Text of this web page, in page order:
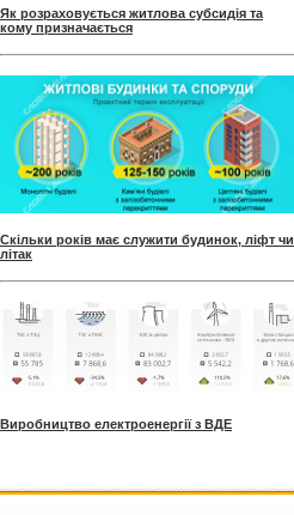
Як розраховується житлова субсидія та
кому призначається
Скільки років має служити будинок, ліфт чи
літак
Виробництво електроенергії з ВДЕ